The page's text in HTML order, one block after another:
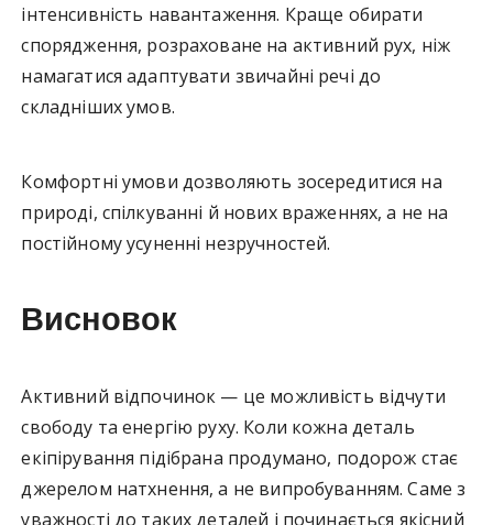
інтенсивність навантаження. Краще обирати
спорядження, розраховане на активний рух, ніж
намагатися адаптувати звичайні речі до
складніших умов.
Комфортні умови дозволяють зосередитися на
природі, спілкуванні й нових враженнях, а не на
постійному усуненні незручностей.
Висновок
Активний відпочинок — це можливість відчути
свободу та енергію руху. Коли кожна деталь
екіпірування підібрана продумано, подорож стає
джерелом натхнення, а не випробуванням. Саме з
уважності до таких деталей і починається якісний